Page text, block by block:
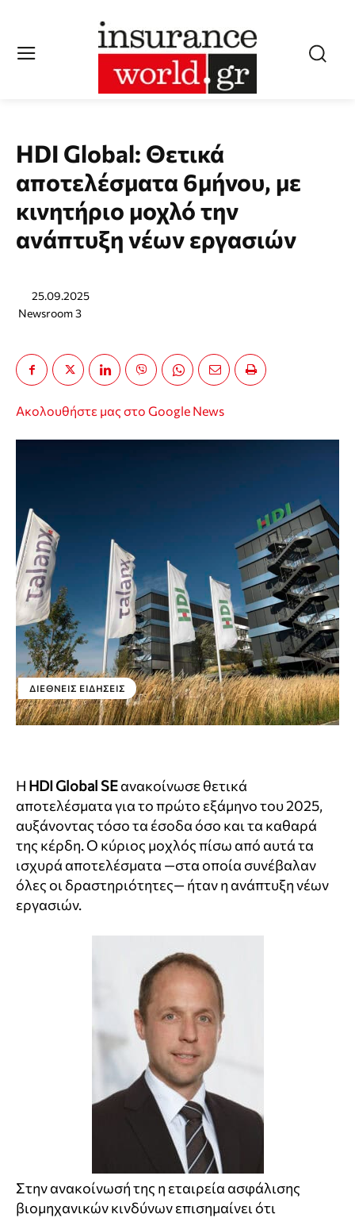
HDI Global: Θετικά
αποτελέσματα 6μήνου, με
κινητήριο μοχλό την
ανάπτυξη νέων εργασιών
25.09.2025
Newsroom 3
Ακολουθήστε μας στο Google News
ΔΙΕΘΝΕΊΣ ΕΙΔΉΣΕΙΣ
Η HDI Global SEανακοίνωσε θετικά
αποτελέσματα για το πρώτο εξάμηνο του 2025,
αυξάνοντας τόσο τα έσοδα όσο και τα καθαρά
της κέρδη. Ο κύριος μοχλός πίσω από αυτά τα
ισχυρά αποτελέσματα —στα οποία συνέβαλαν
όλες οι δραστηριότητες— ήταν η ανάπτυξη νέων
εργασιών.
Στην ανακοίνωσή της η εταιρεία ασφάλισης
βιομηχανικών κινδύνων επισημαίνει ότι